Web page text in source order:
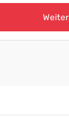
Weiter